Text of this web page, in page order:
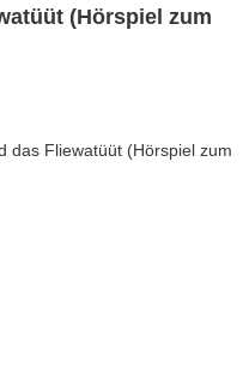
(Hörspiel zum